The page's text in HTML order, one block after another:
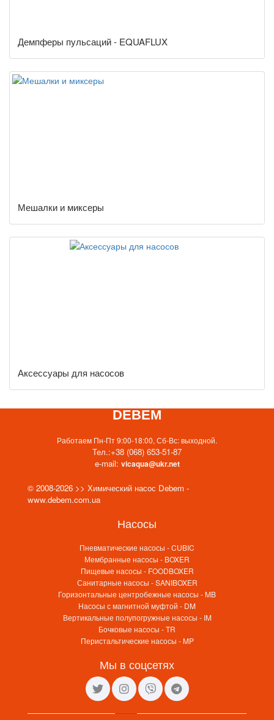
Демпферы пульсаций - EQUAFLUX
Мешалки и миксеры
Аксессуары для насосов
DEBEM
Работаем Пн-Пт 9:00-18:00, Сб-Вс: выходной.
Тел.:+38 (068) 653-51-87
e-mail: vicaqua@ukr.net
© 2008-2026 >> Химический насос Debem -
www.debem.com.ua
Насосы
Пневматические насосы - CUBIC
Мембранные насосы - BOXER
Пищевые насосы - FOODBOXER
Санитарные насосы - SANIBOXER
Горизонтальные центробежные насосы - MB
Насосы с магнитной муфтой - DM
Вертикальные полупогружные насосы - IM
Бочковые насосы - TR
Перистальтические насосы - MP
Мы в соцсетях